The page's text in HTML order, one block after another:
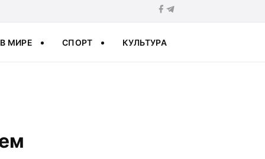
В МИРЕ СПОРТ КУЛЬТУРА